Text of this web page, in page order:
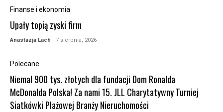
Finanse i ekonomia
Upały topią zyski firm
Anastazja Lach - 7 sierpnia, 2026
Polecane
Niemal 900 tys. złotych dla fundacji Dom Ronalda
McDonalda Polska! Za nami 15. JLL Charytatywny Turniej
Siatkówki Plażowej Branży Nieruchomości